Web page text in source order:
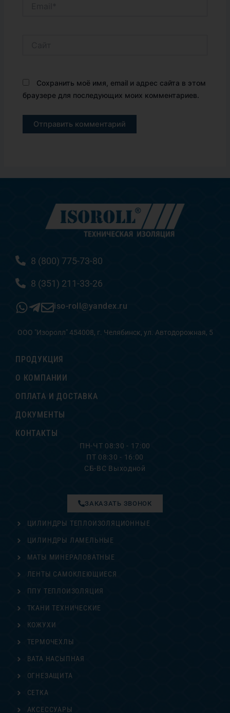
Сохранить моё имя, email и адрес сайта в этом
браузере для последующих моих комментариев.
8 (800) 775-73-80
8 (351) 211-33-26
iso-roll@yandex.ru
ООО "Изоролл" 454008, г. Челябинск, ул. Автодорожная, 5
ПРОДУКЦИЯ
О КОМПАНИИ
ОПЛАТА И ДОСТАВКА
ДОКУМЕНТЫ
КОНТАКТЫ
ПН-ЧТ 08:30 - 17:00
ПТ 08:30 - 16:00
СБ-ВС Выходной
ЦИЛИНДРЫ ТЕПЛОИЗОЛЯЦИОННЫЕ
ЦИЛИНДРЫ ЛАМЕЛЬНЫЕ
МАТЫ МИНЕРАЛОВАТНЫЕ
ЛЕНТЫ САМОКЛЕЮЩИЕСЯ
ППУ ТЕПЛОИЗОЛЯЦИЯ
ТКАНИ ТЕХНИЧЕСКИЕ
ЗАКАЗАТЬ ЗВОНОК
КОЖУХИ
ТЕРМОЧЕХЛЫ
ВАТА НАСЫПНАЯ
ОГНЕЗАЩИТА
СЕТКА
АКСЕССУАРЫ